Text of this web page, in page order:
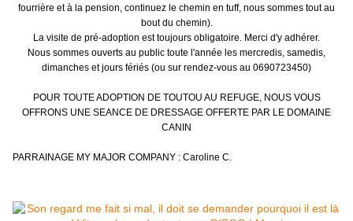
fourrière et à la pension, continuez le chemin en tuff, nous sommes tout au
bout du chemin).
La visite de pré-adoption est toujours obligatoire. Merci d'y adhérer.
Nous sommes ouverts au public toute l'année les mercredis, samedis,
dimanches et jours fériés (ou sur rendez-vous au 0690723450)
POUR TOUTE ADOPTION DE TOUTOU AU REFUGE, NOUS VOUS
OFFRONS UNE SEANCE DE DRESSAGE OFFERTE PAR LE DOMAINE
CANIN
PARRAINAGE MY MAJOR COMPANY : Caroline C.